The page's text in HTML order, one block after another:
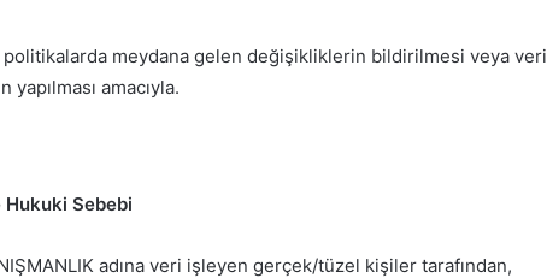
meydana gelen değişikliklerin bildirilmesi veya veri
amacıyla.
Hukuki Sebebi
adına veri işleyen gerçek/tüzel kişiler tarafından,